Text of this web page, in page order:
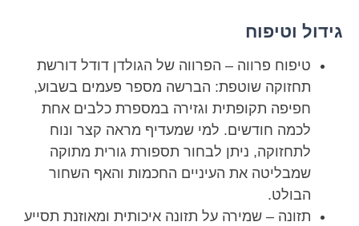
גידול וטיפוח
טיפוח פרווה – הפרווה של הגולדן דודל דורשת
תחזוקה שוטפת: הברשה מספר פעמים בשבוע,
חפיפה תקופתית וגזירה במספרת כלבים אחת
לכמה חודשים. למי שמעדיף מראה קצר ונוח
לתחזוקה, ניתן לבחור תספורת גורית מתוקה
שמבליטה את העיניים החכמות והאף השחור
הבולט.
תזונה – שמירה על תזונה איכותית ומאוזנת תסייע